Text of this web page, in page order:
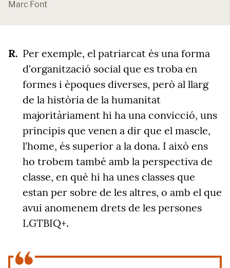
Marc Font
Per exemple, el patriarcat és una forma
d'organització social que es troba en
formes i èpoques diverses, però al llarg
de la història de la humanitat
majoritàriament hi ha una convicció, uns
principis que venen a dir que el mascle,
l'home, és superior a la dona. I això ens
ho trobem també amb la perspectiva de
classe, en què hi ha unes classes que
estan per sobre de les altres, o amb el que
avui anomenem drets de les persones
LGTBIQ+.